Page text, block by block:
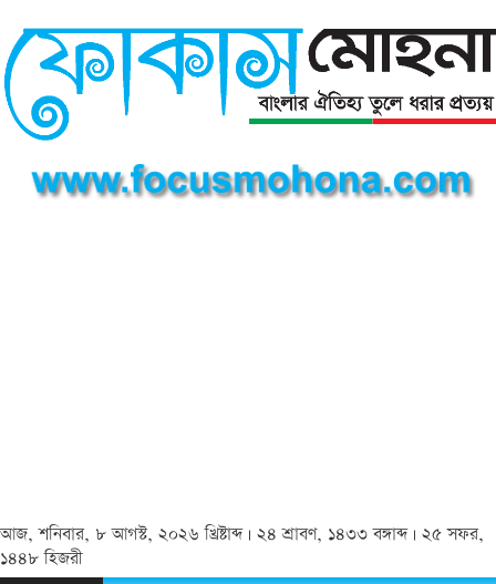
আজ, শনিবার, ৮ আগস্ট, ২০২৬ খ্রিষ্টাব্দ | ২৪ শ্রাবণ, ১৪৩৩ বঙ্গাব্দ | ২৫ সফর,
১৪৪৮ হিজরী